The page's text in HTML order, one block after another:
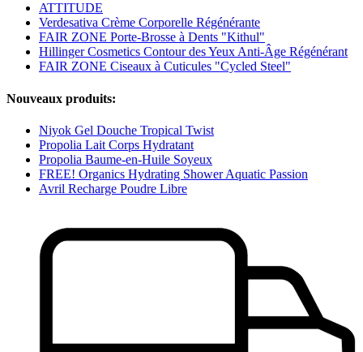
ATTITUDE
Verdesativa Crème Corporelle Régénérante
FAIR ZONE Porte-Brosse à Dents "Kithul"
Hillinger Cosmetics Contour des Yeux Anti-Âge Régénérant
FAIR ZONE Ciseaux à Cuticules "Cycled Steel"
Nouveaux produits:
Niyok Gel Douche Tropical Twist
Propolia Lait Corps Hydratant
Propolia Baume-en-Huile Soyeux
FREE! Organics Hydrating Shower Aquatic Passion
Avril Recharge Poudre Libre